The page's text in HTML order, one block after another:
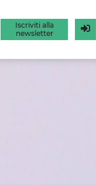
Iscriviti alla
newsletter